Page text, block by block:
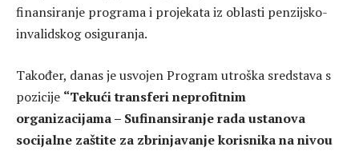
finansiranje programa i projekata iz oblasti penzijsko-
invalidskog osiguranja.
Također, danas je usvojen Program utroška sredstava s
pozicije “Tekući transferi neprofitnim
organizacijama – Sufinansiranje rada ustanova
socijalne zaštite za zbrinjavanje korisnika na nivou